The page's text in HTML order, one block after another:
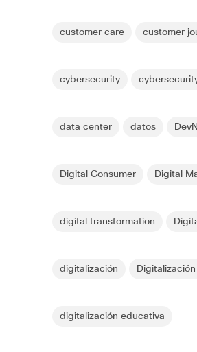
customer care customer
cybersecurity
data center datos
Digital Consumer Digital
digital transformation
digitalización
digitalización educativa